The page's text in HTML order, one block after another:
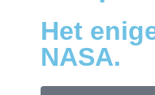
Het
NASA.